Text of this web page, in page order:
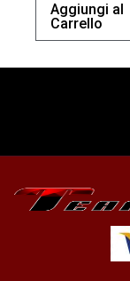
Aggiungi al
Carrello